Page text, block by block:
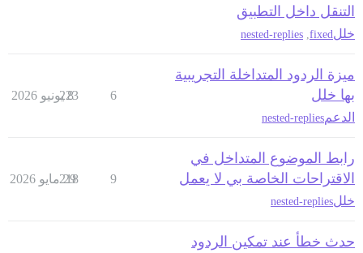
التنقل داخل التطبيق
خللfixed
nested-replies
ميزة الردود المتداخلة التجريبية
بها خلل
الدعمnested-replies
6
223
8 يونيو 2026
رابط الموضوع المتداخل في
الاقتراحات الخاصة بي لا يعمل
خللnested-replies
9
218
29 مايو 2026
حدث خطأ عند تمكين الردود